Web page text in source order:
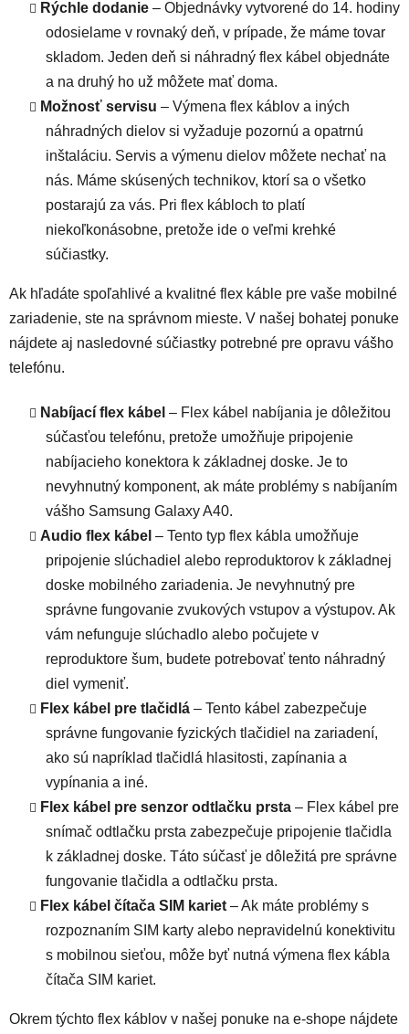
Rýchle dodanie – Objednávky vytvorené do 14. hodiny
odosielame v rovnaký deň, v prípade, že máme tovar
skladom. Jeden deň si náhradný flex kábel objednáte
a na druhý ho už môžete mať doma.
Možnosť servisu – Výmena flex káblov a iných
náhradných dielov si vyžaduje pozornú a opatrnú
inštaláciu. Servis a výmenu dielov môžete nechať na
nás. Máme skúsených technikov, ktorí sa o všetko
postarajú za vás. Pri flex kábloch to platí
niekoľkonásobne, pretože ide o veľmi krehké
súčiastky.
Ak hľadáte spoľahlivé a kvalitné flex káble pre vaše mobilné
zariadenie, ste na správnom mieste. V našej bohatej ponuke
nájdete aj nasledovné súčiastky potrebné pre opravu vášho
telefónu.
Nabíjací flex kábel – Flex kábel nabíjania je dôležitou
súčasťou telefónu, pretože umožňuje pripojenie
nabíjacieho konektora k základnej doske. Je to
nevyhnutný komponent, ak máte problémy s nabíjaním
vášho Samsung Galaxy A40.
Audio flex kábel – Tento typ flex kábla umožňuje
pripojenie slúchadiel alebo reproduktorov k základnej
doske mobilného zariadenia. Je nevyhnutný pre
správne fungovanie zvukových vstupov a výstupov. Ak
vám nefunguje slúchadlo alebo počujete v
reproduktore šum, budete potrebovať tento náhradný
diel vymeniť.
Flex kábel pre tlačidlá – Tento kábel zabezpečuje
správne fungovanie fyzických tlačidiel na zariadení,
ako sú napríklad tlačidlá hlasitosti, zapínania a
vypínania a iné.
Flex kábel pre senzor odtlačku prsta – Flex kábel pre
snímač odtlačku prsta zabezpečuje pripojenie tlačidla
k základnej doske. Táto súčasť je dôležitá pre správne
fungovanie tlačidla a odtlačku prsta.
Flex kábel čítača SIM kariet – Ak máte problémy s
rozpoznaním SIM karty alebo nepravidelnú konektivitu
s mobilnou sieťou, môže byť nutná výmena flex kábla
čítača SIM kariet.
Okrem týchto flex káblov v našej ponuke na e-shope nájdete